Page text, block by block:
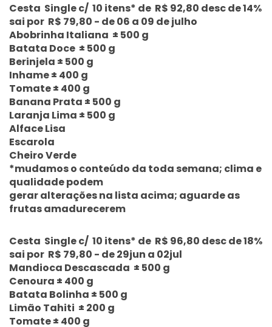
Cesta Single c/ 10 itens* de R$ 92,80 desc de 14%
sai por R$ 79,80 - de 06 a 09 de julho
Abobrinha Italiana ± 500 g
Batata Doce ± 500 g
Berinjela ± 500 g
Inhame ± 400 g
Tomate ± 400 g
Banana Prata ± 500 g
Laranja Lima ± 500 g
Alface Lisa
Escarola
Cheiro Verde
*mudamos o conteúdo da toda semana; clima e
qualidade podem
gerar alterações na lista acima; aguarde as
frutas amadurecerem
Cesta Single c/ 10 itens* de R$ 96,80 desc de 18%
sai por R$ 79,80 - de 29jun a 02jul
Mandioca Descascada ± 500 g
Cenoura ± 400 g
Batata Bolinha ± 500 g
Limão Tahiti ± 200 g
Tomate ± 400 g